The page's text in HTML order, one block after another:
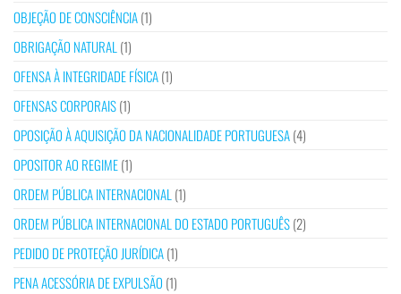
OBJEÇÃO DE CONSCIÊNCIA(1)
OBRIGAÇÃO NATURAL (1)
OFENSA À INTEGRIDADE FÍSICA(1)
OFENSAS CORPORAIS(1)
OPOSIÇÃO À AQUISIÇÃO DA NACIONALIDADE PORTUGUESA(4)
OPOSITOR AO REGIME(1)
ORDEM PÚBLICA INTERNACIONAL (1)
ORDEM PÚBLICA INTERNACIONAL DO ESTADO PORTUGUÊS(2)
PEDIDO DE PROTEÇÃO JURÍDICA(1)
PENA ACESSÓRIA DE EXPULSÃO (1)